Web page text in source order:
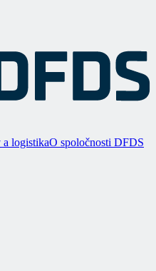
a logistikaO spoločnosti DFDS